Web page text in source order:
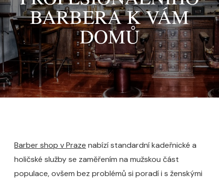
BARBERA K VÁM
DOMŮ
Barber shop v Praze nabízí standardní kadeřnické a
holičské služby se zaměřením na mužskou část
populace, ovšem bez problémů si poradí i s ženskými